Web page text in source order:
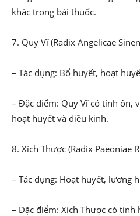
khác trong bài thuốc.
7. Quy Vĩ (Radix Angelicae
– Tác dụng: Bổ huyết, hoạt
– Đặc điểm: Quy Vĩ có tính ôn,
hoạt huyết và điều kinh.
8. Xích Thược (Radix Paeoniae
– Tác dụng: Hoạt huyết, lương
– Đặc điểm: Xích Thược có tính